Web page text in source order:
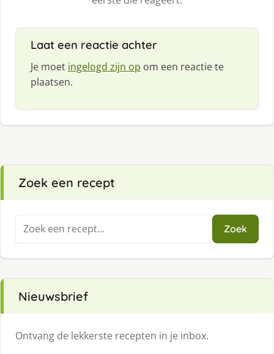
Laat een reactie achter
Je moet ingelogd zijn op om een reactie te
plaatsen.
Zoek een recept
Zoeken
naar:
Zoek
Nieuwsbrief
Ontvang de lekkerste recepten in je inbox.